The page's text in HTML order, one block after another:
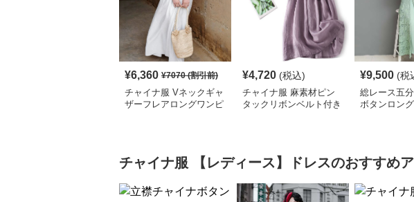
¥6,360 ¥7070(割引前)
チャイナ服 Vネックギャ
ザーフレアロングワンピ
¥4,720 (税込)
チャイナ服 麻素材ピン
タックリボンベルト付き
¥9,500 (税
総レース五
ボタンロン
チャイナ服 【レディース】ドレスのおすすめ